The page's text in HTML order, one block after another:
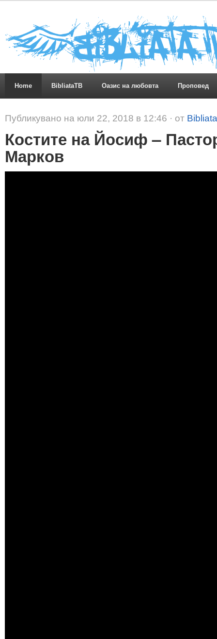
Home BibliataTB Оазис на любовта Проповед
Публикувано на юли 22, 2018 в 12:46 · от
Костите на Йосиф –
Марков